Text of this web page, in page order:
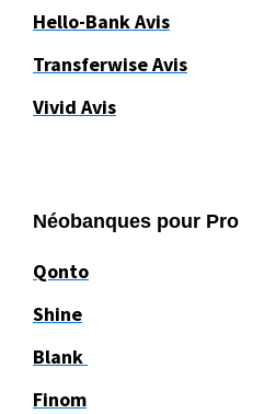
Hello-Bank Avis
Transferwise Avis
Vivid Avis
Néobanques pour Pro
Qonto
Shine
Blank
Finom